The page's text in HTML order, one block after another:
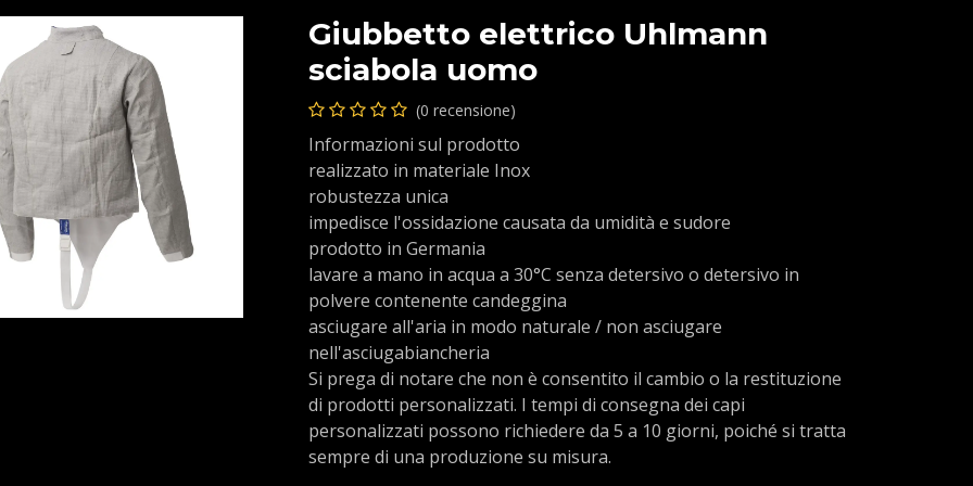
Giubbetto elettrico Uhlmann
sciabola uomo
(0 recensione)
Informazioni sul prodotto
realizzato in materiale Inox
robustezza unica
impedisce l'ossidazione causata da umidità e sudore
prodotto in Germania
lavare a mano in acqua a 30°C senza detersivo o detersivo in
polvere contenente candeggina
asciugare all'aria in modo naturale / non asciugare
nell'asciugabiancheria
Si prega di notare che non è consentito il cambio o la restituzione
di prodotti personalizzati. I tempi di consegna dei capi
personalizzati possono richiedere da 5 a 10 giorni, poiché si tratta
sempre di una produzione su misura.